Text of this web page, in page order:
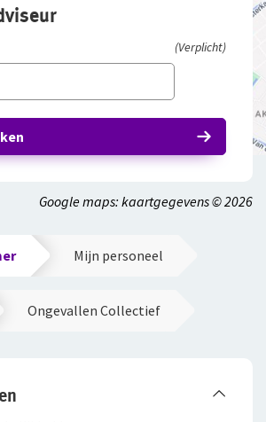
(Verplicht)
Google maps: kaartgegevens © 2026
Mijn personeel
Ongevallen Collectief